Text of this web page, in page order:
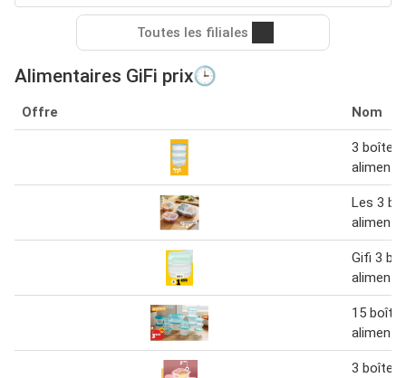
Toutes les filiales
Alimentaires GiFi prix🕒
Offre Nom
3 boîtes
Les 3
Gifi 3
15
3 boîtes